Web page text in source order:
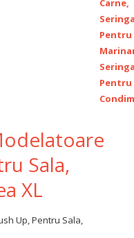
Sala,
XL